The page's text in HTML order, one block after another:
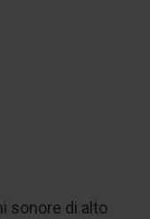
sonore di alto